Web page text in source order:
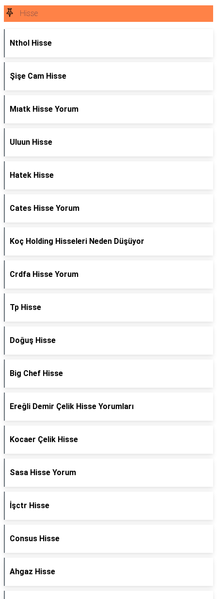
Hisse
Nthol Hisse
Şişe Cam Hisse
Mıatk Hisse Yorum
Uluun Hisse
Hatek Hisse
Cates Hisse Yorum
Koç Holding Hisseleri Neden Düşüyor
Crdfa Hisse Yorum
Tp Hisse
Doğuş Hisse
Big Chef Hisse
Ereğli Demir Çelik Hisse Yorumları
Kocaer Çelik Hisse
Sasa Hisse Yorum
İşctr Hisse
Consus Hisse
Ahgaz Hisse